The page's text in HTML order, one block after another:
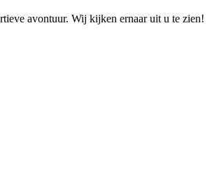
avontuur. Wij kijken ernaar uit u te zien!